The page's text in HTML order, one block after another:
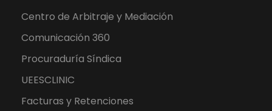
Centro de Arbitraje y Mediación
Comunicación 360
Procuraduría Síndica
UEESCLINIC
Facturas y Retenciones